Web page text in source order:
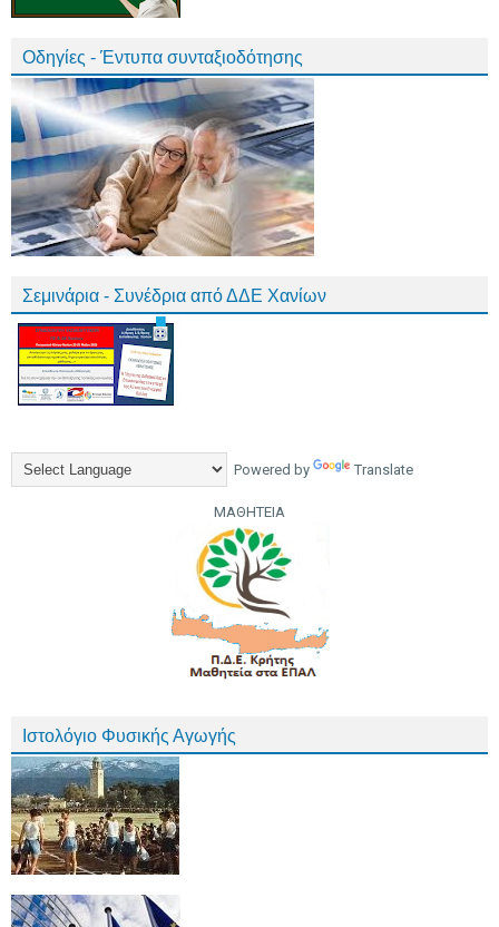
Οδηγίες - Έντυπα συνταξιοδότησης
Σεμινάρια - Συνέδρια από ΔΔΕ Χανίων
Powered by Translate
ΜΑΘΗΤΕΙΑ
Ιστολόγιο Φυσικής Αγωγής